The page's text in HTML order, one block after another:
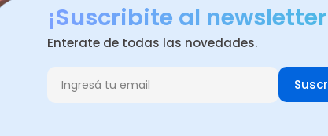
¡Suscribite al
Enterate de todas las novedades.